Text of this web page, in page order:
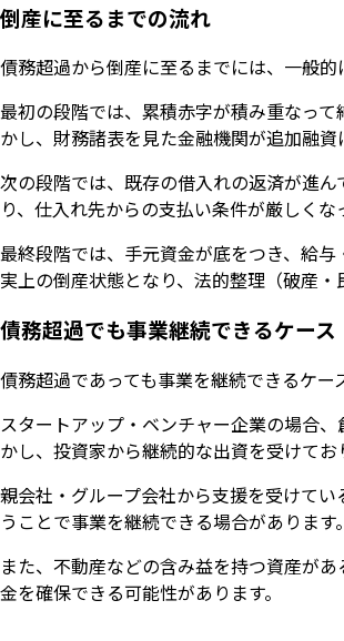
倒産に至るまでの流れ
債務超過から倒産に至るまでには、一般
最初の段階では、累積赤字が積み重なっ
かし、財務諸表を見た金融機関が追加融
次の段階では、既存の借入れの返済が進
り、仕入れ先からの支払い条件が厳しく
最終段階では、手元資金が底をつき、給
実上の倒産状態となり、法的整理（破産
債務超過でも事業継続できるケース
債務超過であっても事業を継続できるケ
スタートアップ・ベンチャー企業の場合
かし、投資家から継続的な出資を受けて
親会社・グループ会社から支援を受けて
うことで事業を継続できる場合がありま
また、不動産などの含み益を持つ資産が
金を確保できる可能性があります。